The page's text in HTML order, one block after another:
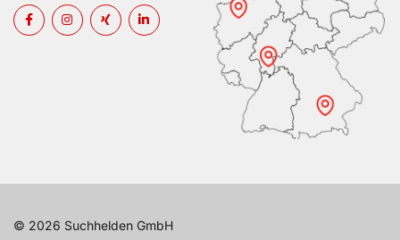
© 2026 Suchhelden GmbH